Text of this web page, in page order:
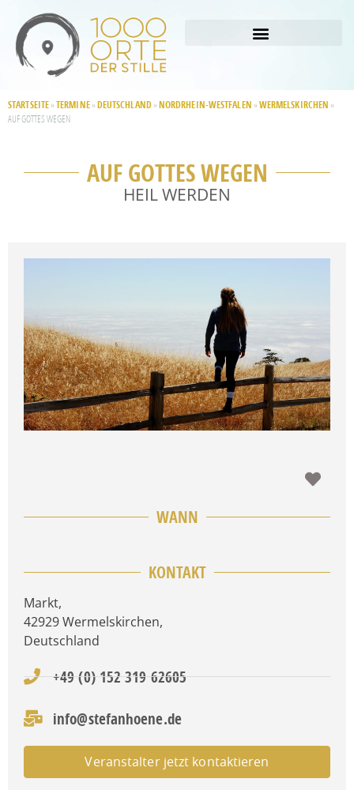
STARTSEITE » TERMINE» DEUTSCHLAND» NORDRHEIN-WESTFALEN » WERMELSKIRCHEN »
AUF GOTTES WEGEN
AUF GOTTES WEGEN
HEIL WERDEN
WANN
KONTAKT
Markt,
42929Wermelskirchen,
Deutschland
+49 (0) 152 319 62605
info@stefanhoene.de
Veranstalter jetzt kontaktieren